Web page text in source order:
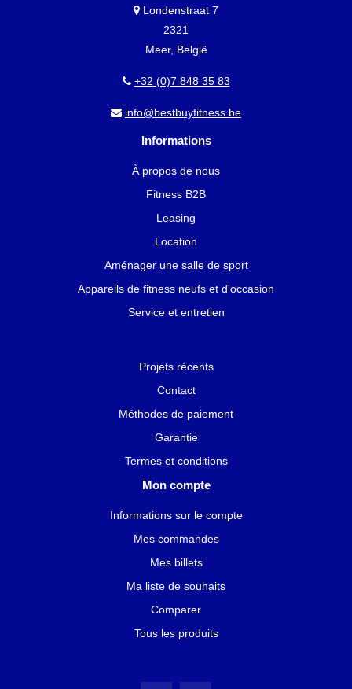
Londenstraat 7
2321
Meer, België
+32 (0)7 848 35 83
info@bestbuyfitness.be
Informations
À propos de nous
Fitness B2B
Leasing
Location
Aménager une salle de sport
Appareils de fitness neufs et d'occasion
Service et entretien
Projets récents
Contact
Méthodes de paiement
Garantie
Termes et conditions
Mon compte
Informations sur le compte
Mes commandes
Mes billets
Ma liste de souhaits
Comparer
Tous les produits